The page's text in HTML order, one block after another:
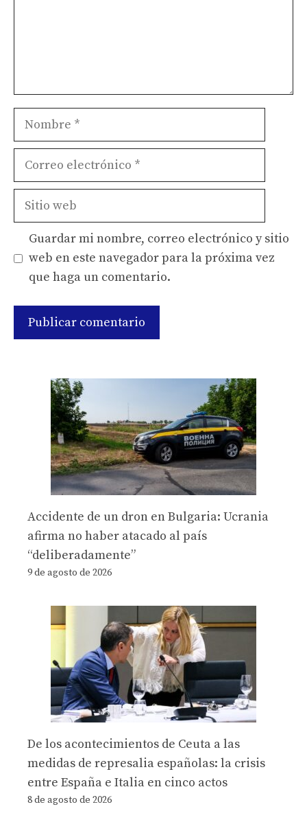
Nombre
Correo
Sitio
Guardar mi nombre, correo electrónico y sitio
web en este navegador para la próxima vez
que haga un comentario.
Accidente de un dron en Bulgaria: Ucrania
afirma no haber atacado al país
“deliberadamente”
9 de agosto de 2026
De los acontecimientos de Ceuta a las
medidas de represalia españolas: la crisis
entre España e Italia en cinco actos
8 de agosto de 2026